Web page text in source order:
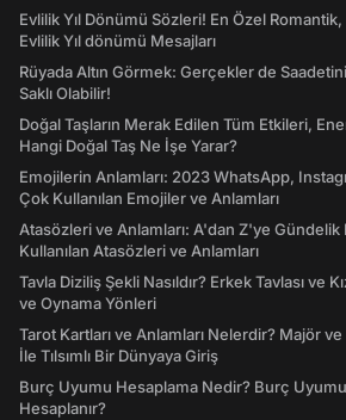
Evlilik Yıl Dönümü Sözleri! En Özel
Evlilik Yıl dönümü Mesajları
Rüyada Altın Görmek: Gerçekler de
Saklı Olabilir!
Doğal Taşların Merak Edilen Tüm Etkileri,
Hangi Doğal Taş Ne İşe Yarar?
Emojilerin Anlamları: 2023 WhatsApp,
Çok Kullanılan Emojiler ve Anlamları
Atasözleri ve Anlamları: A'dan Z'ye Gündelik
Kullanılan Atasözleri ve Anlamları
Tavla Diziliş Şekli Nasıldır? Erkek Tavlası ve
ve Oynama Yönleri
Tarot Kartları ve Anlamları Nelerdir? Majör
İle Tılsımlı Bir Dünyaya Giriş
Burç Uyumu Hesaplama Nedir? Burç
Hesaplanır?